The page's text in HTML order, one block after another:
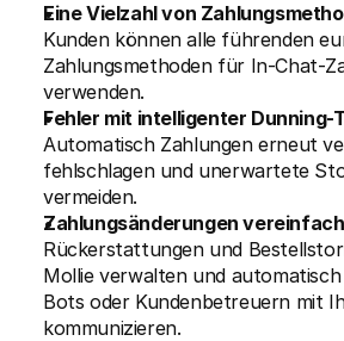
Eine Vielzahl von
Kunden können alle führenden
Zahlungsmethoden für In-Chat-
verwenden.
Fehler mit intelligenter Dunning-
Automatisch Zahlungen erneut
fehlschlagen und unerwartete
vermeiden.
Zahlungsänderungen
Rückerstattungen und
Mollie verwalten und
Bots oder Kundenbetreuern mit
kommunizieren.